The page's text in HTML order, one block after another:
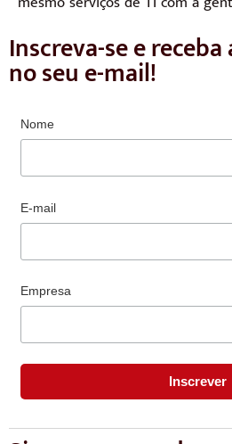
Inscreva-se e
no seu e-mail!
Nome
E-mail
Empresa